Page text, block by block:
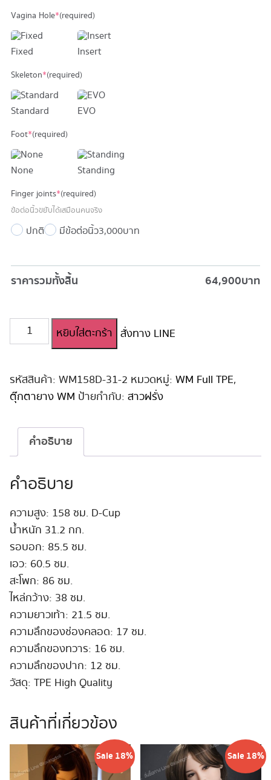
Vagina Hole*(required)
Fixed Insert
Skeleton*(required)
Standard EVO
Foot*(required)
None Standing
Finger joints*(required)
ข้อต่อนิ้วขยับได้เสมือนคนจริง
ปกติ มีข้อต่อนิ้ว3,000 บาท
ราคารวมทั้งสิ้น 64,900บาท
จำนวน
ตุ๊กตา
WM
158
cm
หยิบใส่ตะกร้า สั่งทาง LINE
รหัสสินค้า: WM158D-31-2 หมวดหมู่: WM Full TPE,
ตุ๊กตายาง WM ป้ายกำกับ: สาวฝรั่ง
คำอธิบาย
คำอธิบาย
ความสูง: 158 ซม. D-Cup
น้ำหนัก 31.2 กก.
รอบอก: 85.5 ซม.
เอว: 60.5 ซม.
สะโพก: 86 ซม.
ไหล่กว้าง: 38 ซม.
ความยาวเท้า: 21.5 ซม.
ความลึกของช่องคลอด: 17 ซม.
ความลึกของทวาร: 16 ซม.
ความลึกของปาก: 12 ซม.
วัสดุ: TPE High Quality
สินค้าที่เกี่ยวข้อง
Sale 18% Sale 18%